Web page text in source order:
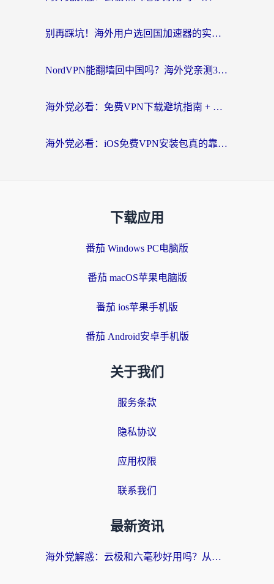
别再踩坑！海外用户选回国加速器的实用技巧：Steam加速、VPN对比全解析
NordVPN能翻墙回中国吗？海外党亲测3款回国加速器，教你选对不踩坑
海外党必看：免费VPN下载避坑指南 + 无缝访问国内资源的正确打开方式
海外党必看：iOS免费VPN安装包真的靠谱吗？教你选对回国加速器无缝刷国内资源
下载应用
番茄 Windows PC电脑版
番茄 macOS苹果电脑版
番茄 ios苹果手机版
番茄 Android安卓手机版
关于我们
服务条款
隐私协议
应用权限
联系我们
最新资讯
海外党解惑：云极和六毫秒好用吗？从实测到选择，一篇搞定回国加速